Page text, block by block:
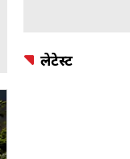
लेटेस्ट